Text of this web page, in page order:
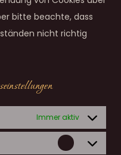
bitte beachte, dass
nicht richtig
Immer aktiv
Marketing